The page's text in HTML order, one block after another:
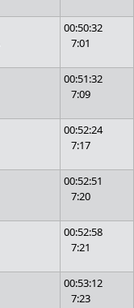
00:50:32
7:01
00:51:32
7:09
00:52:24
7:17
00:52:51
7:20
00:52:58
7:21
00:53:12
7:23